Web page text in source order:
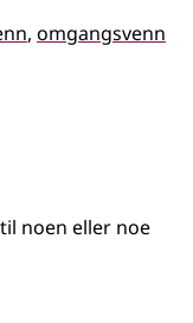
omgangsvenn
noen eller noe